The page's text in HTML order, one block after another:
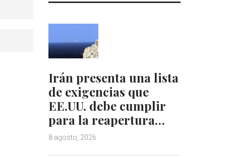
Irán presenta una lista
de exigencias que
EE.UU. debe cumplir
para la reapertura…
8 agosto, 2026